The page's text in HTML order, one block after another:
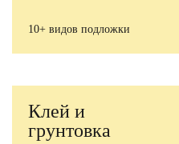
10+ видов подложки
Клей и
грунтовка